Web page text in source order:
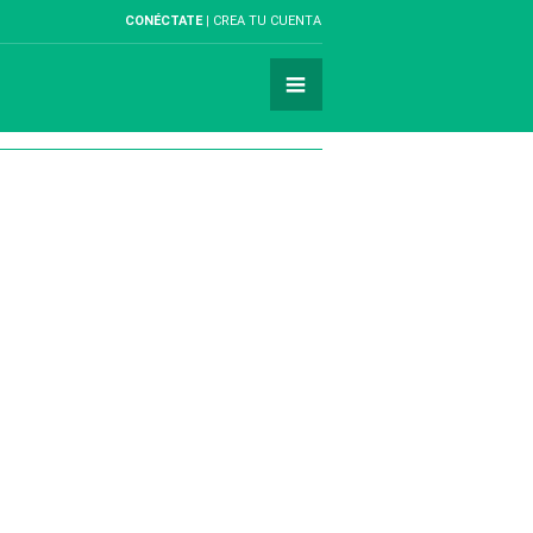
CONÉCTATE CREA TU CUENTA